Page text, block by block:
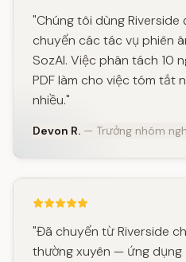
"Chúng tôi dùng Riverside
chuyển các tác vụ phiên
SozAI. Việc phân tách 10
PDF làm cho việc tóm tắt
nhiều."
Devon R. — Trưởng nhóm
"Đã chuyển từ Riverside
thường xuyên — ứng dụng